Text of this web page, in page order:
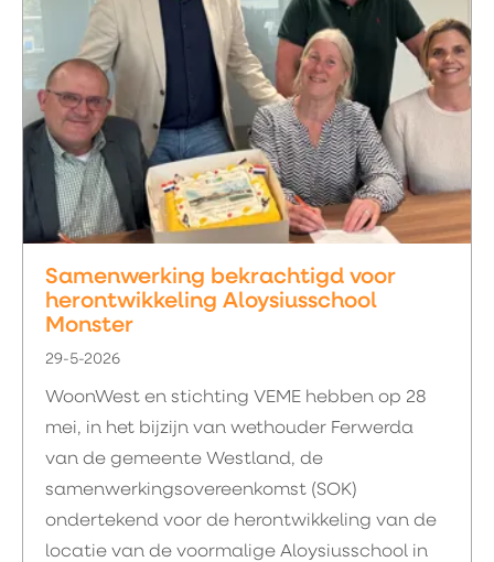
Samenwerking bekrachtigd voor
herontwikkeling Aloysiusschool
Monster
29-5-2026
WoonWest en stichting VEME hebben op 28
mei, in het bijzijn van wethouder Ferwerda
van de gemeente Westland, de
samenwerkingsovereenkomst (SOK)
ondertekend voor de herontwikkeling van de
locatie van de voormalige Aloysiusschool in